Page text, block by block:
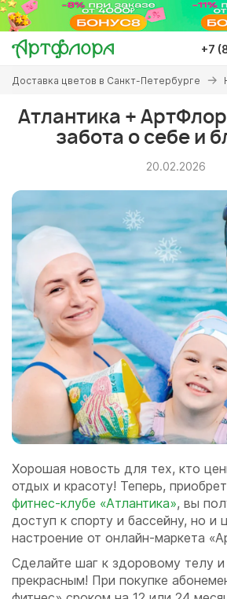
Перейти
основному
содержанию
+7
Вы
здесь
Доставка цветов в Санкт-Петербурге
Атлантика +
забота о себе и
20.02.2026
Хорошая новость для тех, кто
отдых и красоту! Теперь,
фитнес-клубе «Атлантика», вы
доступ к спорту и бассейну, но и
настроение от онлайн-маркета
Сделайте шаг к здоровому телу и
прекрасным! При покупке